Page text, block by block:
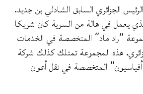
الجزائري السابق الشادلي بن جديد.
يعمل في هالة من السرية كان شريكا
“راد ماد” المتخصصة في الخدمات
هذه المجموعة تمتلك كذلك شركة
المتخصصة في نقل أعوان